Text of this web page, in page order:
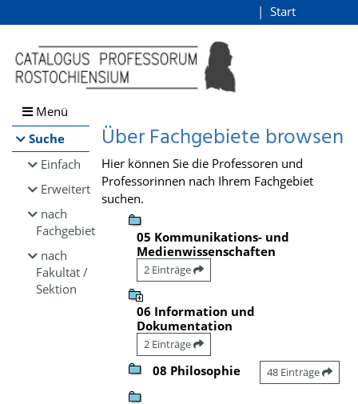
Browsen
direkt zum Inhalt
Start
Menü
Suche
Einfach
Erweitert
nach
Fachgebiet
nach
Fakultät /
Sektion
Über Fachgebiete browsen
Hier können Sie die Professoren und
Professorinnen nach Ihrem Fachgebiet
suchen.
05 Kommunikations- und
Medienwissenschaften
2 Einträge
06 Information und
Dokumentation
2 Einträge
08 Philosophie 48 Einträge